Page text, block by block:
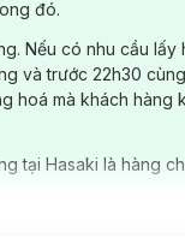
đó.
Nếu có nhu cầu lấy
và trước 22h30
hoá mà khách hàng
tại Hasaki là hàng